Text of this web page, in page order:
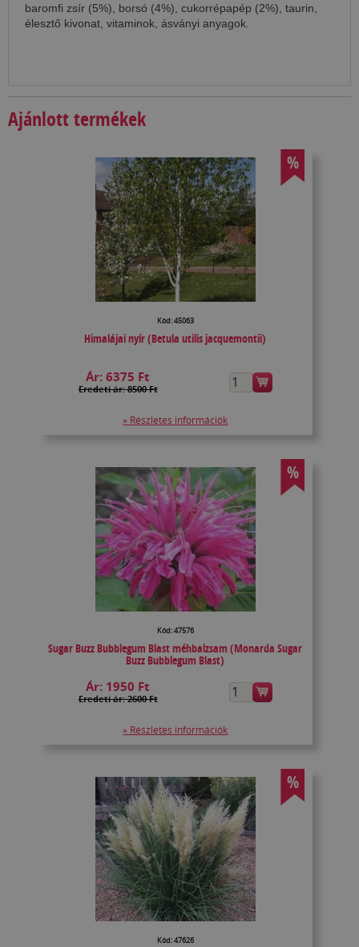
baromfi zsír (5%), borsó (4%), cukorrépapép (2%), taurin,
élesztő kivonat, vitaminok, ásványi anyagok.
Ajánlott termékek
%
Kód: 45063
Himalájai nyír (Betula utilis jacquemontii)
Ár:6375 Ft
Eredeti ár: 8500 Ft
» Részletes információk
%
Kód: 47576
Sugar Buzz Bubblegum Blast méhbalzsam (Monarda Sugar
Buzz Bubblegum Blast)
Ár: 1950 Ft
Eredeti ár: 2600 Ft
» Részletes információk
%
Kód: 47626